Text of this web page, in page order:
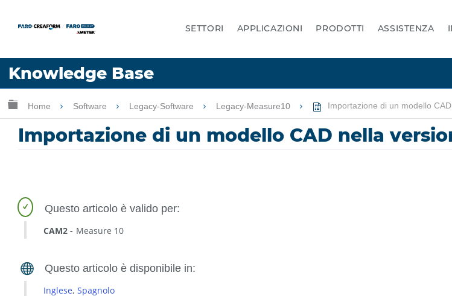
SETTORI APPLICAZIONI PRODOTTI ASSISTENZA
Knowledge Base
Lingua
Ingrandisci/riduci gerarchia globale
Home Software Legacy-Software Legacy-Measure10 Importazione di un modello
Importazione di un modello CAD nella
CAM2 Measure 10
Inglese Spagnolo